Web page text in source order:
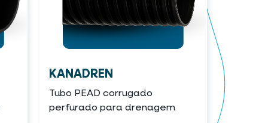
KANADREN
Tubo PEAD corrugado
perfurado para drenagem